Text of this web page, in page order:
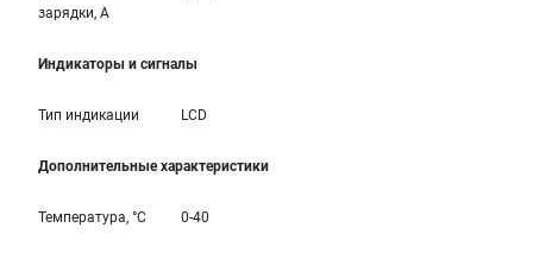
зарядки, А
Индикаторы и сигналы
Тип индикации LCD
Дополнительные характеристики
Температура, °С 0-40